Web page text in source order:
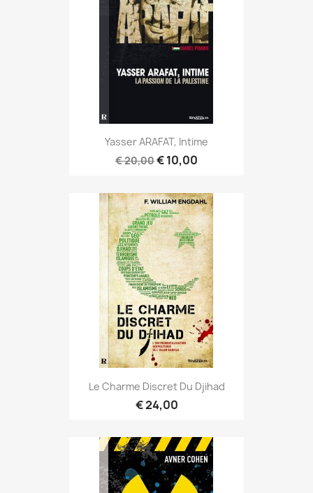
Yasser ARAFAT, Intime
€ 20,00€ 10,00
Le Charme Discret Du Djihad
€ 24,00